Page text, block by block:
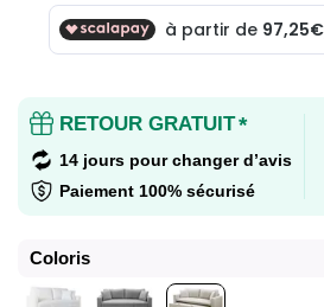
RETOUR GRATUIT*
14 jours pour changer d’avis
Paiement 100% sécurisé
Coloris